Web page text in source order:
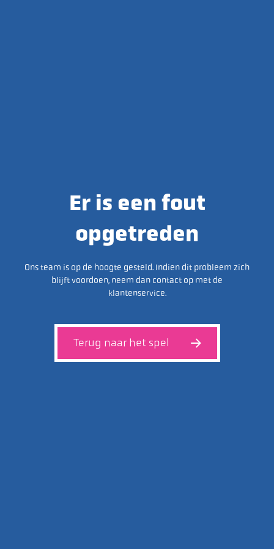
Er is een fout
opgetreden
Ons team is op de hoogte gesteld. Indien dit probleem zich
blijft voordoen, neem dan contact op met de
klantenservice.
Terug naar het spel